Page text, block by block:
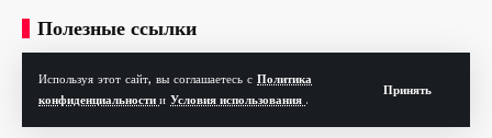
Используя этот сайт, вы соглашаетесь с Политика
конфиденциальности и Условия использования .
Принять
Полезные ссылки
О сайтеКоманда сайтаРазмещение рекламы